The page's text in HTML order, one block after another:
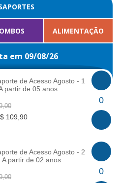
ALIMENTAÇÃO
em 09/08/26
de Acesso Agosto - 1
partir de 05 anos
109,90
0
de Acesso Agosto - 2
A partir de 02 anos
0